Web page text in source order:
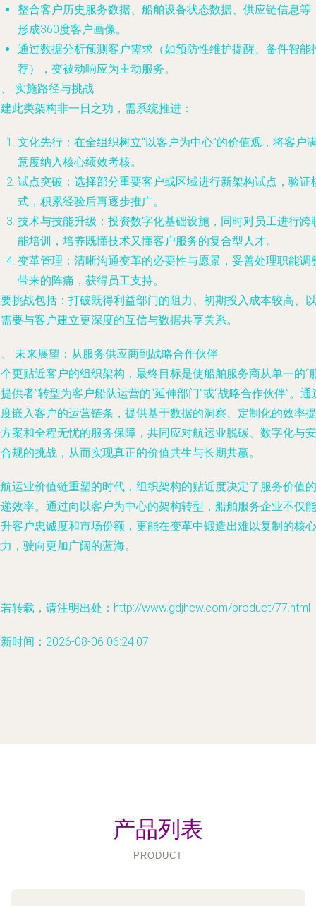
整合客户历史服务数据、船舶设备状态数据、供应链信息等
形成360度客户画像。
通过数据分析预测客户需求（如预防性维护提醒、备件智能
荐），变被动响应为主动服务。
实施路径与挑战
此类架构非一日之功，需系统推进：
文化先行 ：在全组织树立“以客户为中心”的价值观，将客户
意度纳入核心绩效考核。
试点突破 ：选择部分重要客户或区域进行新架构试点，验证
式，积累经验后再逐步推广。
技术与技能升级 ：投资数字化基础设施，同时对员工进行跨
能培训，培养既懂技术又懂客户服务的复合型人才。
变革管理 ：清晰沟通变革的必要性与愿景，妥善处理职能调
带来的阵痛，获得员工支持。
挑战包括：打破既得利益部门的阻力、初期投入成本较高、以
要与客户建立更深度的互信与数据共享关系。
未来展望：从服务供应商到战略合作伙伴
更贴近客户的组织架构，最终目标是使船舶服务商从单一的“
供者”转型为客户船队运营的“延伸部门”或“战略合作伙伴”。通
嵌入客户的运营链条，提供基于数据的洞察、定制化的效率提
案和全程无忧的服务保障，共同应对航运业脱碳、数字化与安
规的挑战，从而实现真正的价值共生与长期共赢。
运业价值链重塑的时代，组织架构的贴近度决定了服务价值的
效率。通过向以客户为中心的架构转型，船舶服务企业不仅能
客户忠诚度和市场份额，更能在变革中锻造出难以复制的核心
，驶向更加广阔的蓝海。
转载，请注明出处：http://www.gdjhcw.com/product/77.html
时间：2026-08-06 06:24:07
产品列表
PRODUCT